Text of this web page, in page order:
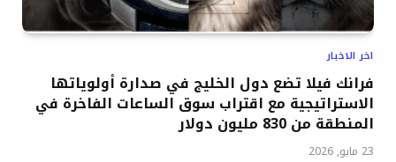
اخر الاخبار
فرانك فيلا تضع دول الخليج في صدارة أولوياتها
الاستراتيجية مع اقتراب سوق الساعات الفاخرة في
المنطقة من 830 مليون دولار
23 مايو, 2026